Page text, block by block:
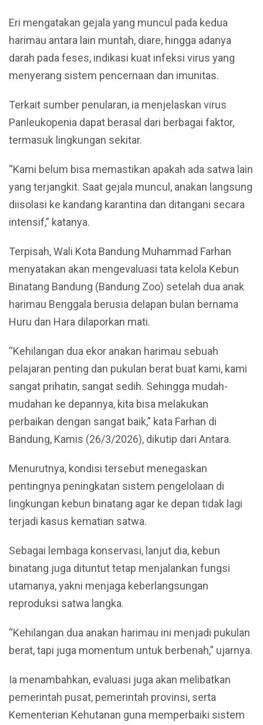
Eri mengatakan gejala yang muncul pada kedua
harimau antara lain muntah, diare, hingga adanya
darah pada feses, indikasi kuat infeksi virus yang
menyerang sistem pencernaan dan imunitas.
Terkait sumber penularan, ia menjelaskan virus
Panleukopenia dapat berasal dari berbagai faktor,
termasuk lingkungan sekitar.
“Kami belum bisa memastikan apakah ada satwa lain
yang terjangkit. Saat gejala muncul, anakan langsung
diisolasi ke kandang karantina dan ditangani secara
intensif,” katanya.
Terpisah, Wali Kota Bandung Muhammad Farhan
menyatakan akan mengevaluasi tata kelola Kebun
Binatang Bandung (Bandung Zoo) setelah dua anak
harimau Benggala berusia delapan bulan bernama
Huru dan Hara dilaporkan mati.
“Kehilangan dua ekor anakan harimau sebuah
pelajaran penting dan pukulan berat buat kami, kami
sangat prihatin, sangat sedih. Sehingga mudah-
mudahan ke depannya, kita bisa melakukan
perbaikan dengan sangat baik,” kata Farhan di
Bandung, Kamis (26/3/2026), dikutip dari Antara.
Menurutnya, kondisi tersebut menegaskan
pentingnya peningkatan sistem pengelolaan di
lingkungan kebun binatang agar ke depan tidak lagi
terjadi kasus kematian satwa.
Sebagai lembaga konservasi, lanjut dia, kebun
binatang juga dituntut tetap menjalankan fungsi
utamanya, yakni menjaga keberlangsungan
reproduksi satwa langka.
“Kehilangan dua anakan harimau ini menjadi pukulan
berat, tapi juga momentum untuk berbenah,” ujarnya.
Ia menambahkan, evaluasi juga akan melibatkan
pemerintah pusat, pemerintah provinsi, serta
Kementerian Kehutanan guna memperbaiki sistem